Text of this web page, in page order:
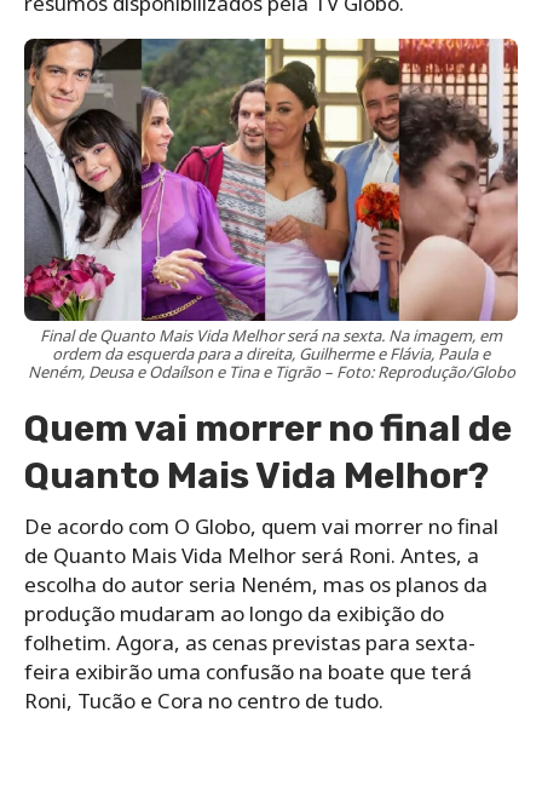
Final de Quanto Mais Vida Melhor será na sexta. Na imagem, em
ordem da esquerda para a direita, Guilherme e Flávia, Paula e
Neném, Deusa e Odaílson e Tina e Tigrão – Foto: Reprodução/Globo
Quem vai morrer no final de
Quanto Mais Vida Melhor?
De acordo com O Globo, quem vai morrer no final
de Quanto Mais Vida Melhor será Roni. Antes, a
escolha do autor seria Neném, mas os planos da
produção mudaram ao longo da exibição do
folhetim. Agora, as cenas previstas para sexta-
feira exibirão uma confusão na boate que terá
Roni, Tucão e Cora no centro de tudo.